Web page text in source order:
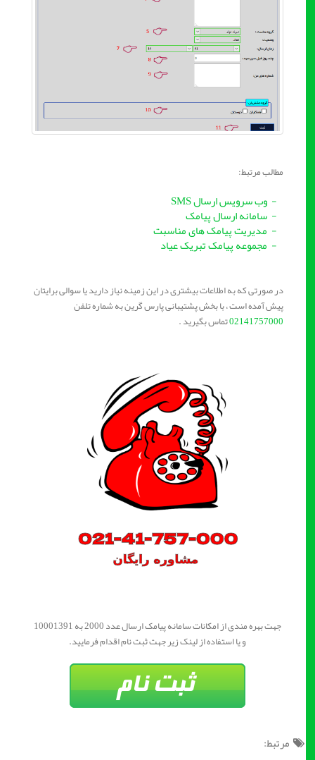
مطالب مرتبط:
- وب سرویس ارسال SMS
- سامانه ارسال پیامک
- مدیریت پیامک های مناسبت
- مجموعه پیامک تبریک عیاد
در صورتی که به اطلاعات بیشتری در این زمینه نیاز دارید یا سوالی برایتان
پیش آمده است ، با بخش پشتیبانی پارس گرین به شماره تلفن
02141757000تماس بگیرید .
جهت بهره مندی از امکانات سامانه پیامک ارسال عدد 2000 به 10001391
و یا استفاده از لینک زیر جهت ثبت نام اقدام فرمایید.
مرتبط: